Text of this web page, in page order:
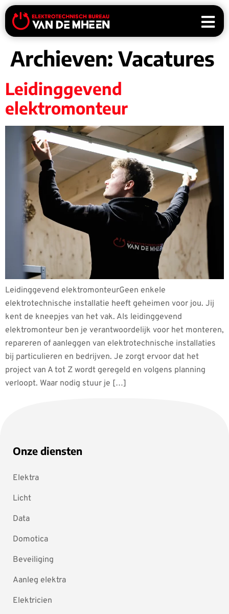
Archieven: Vacatures
Leidinggevend
elektromonteur
Leidinggevend elektromonteurGeen enkele
elektrotechnische installatie heeft geheimen voor jou. Jij
kent de kneepjes van het vak. Als leidinggevend
elektromonteur ben je verantwoordelijk voor het monteren,
repareren of aanleggen van elektrotechnische installaties
bij particulieren en bedrijven. Je zorgt ervoor dat het
project van A tot Z wordt geregeld en volgens planning
verloopt. Waar nodig stuur je […]
Onze diensten
Elektra
Licht
Data
Domotica
Beveiliging
Aanleg elektra
Elektricien